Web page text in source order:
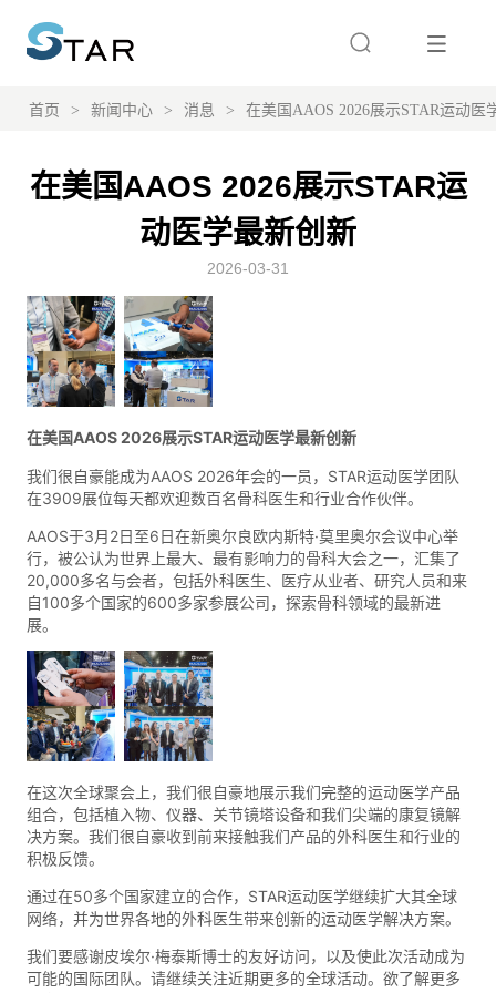
首页 > 新闻中心 > 消息 > 在美国AAOS 2026展示STAR运动医
在美国AAOS 2026展示STAR运
动医学最新创新
2026-03-31